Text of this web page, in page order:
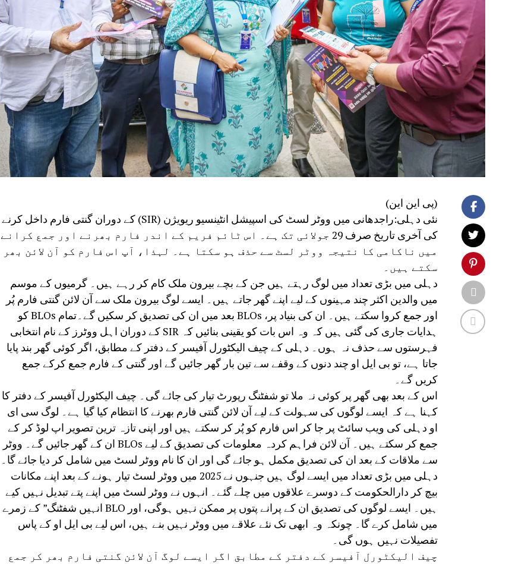
(پی این این)
نئی دہلی:راجدھانی میں ووٹر لسٹ کی اسپیشل انٹینسیو ریویژن (SIR) کے دوران گنتی فارم داخل کرنے
کی آخری تاریخ صرف 29 جولائی تک ہے۔ اس ٹائم فریم کے اندر فارم بھرنے اور جمع کرانے
میں ناکامی کا نتیجہ ووٹر لسٹ سے حذف ہو سکتا ہے۔ لہذا، آپ اس فارم کو آن لائن بھر
سکتے ہیں۔
دہلی میں بڑی تعداد میں لوگ رہتے ہیں جن کے بچے بیرون ملک کام کر رہے ہیں۔ گرمیوں کے موسم
میں والدین اکثر چند مہینوں کے لیے اپنے گھر جاتے ہیں۔ ایسے لوگ بیرون ملک سے آن لائن گنتی فارم پُر
اور جمع کروا سکتے ہیں۔ ان کی بنیاد پر، BLOs بعد میں ان کی تصدیق کر سکیں گے۔تمام BLOs کو
ہدایات جاری کی گئی ہیں کہ وہ اس بات کو یقینی بنائیں کہ SIR کے دوران اہل ووٹرز کے نام انتخابی
فہرستوں سے حذف نہ ہوں۔ دہلی کے چیف الیکٹورل آفیسر کے دفتر کے مطابق، اگر کوئی گھر بند پایا
جاتا ہے، تو بی ایل او چند دنوں کے وقفے سے تین بار گھر جائیں گے اور گنتی کے فارم جمع کرکے جمع
کریں گے۔
اس کے بعد بھی گھر پر کوئی نہ ملا تو شفٹنگ رپورٹ تیار کی جائے گی۔ چیف الیکٹورل آفیسر کے دفتر کا
کہنا ہے کہ ایسے لوگوں کی سہولت کے لیے آن لائن گنتی فارم بھرنے کا انتظام کیا گیا ہے۔ لوگ سی ای
او دہلی کی ویب سائٹ پر جا کر اس فارم کو پُر کر سکتے ہیں اور اپنی تازہ ترین تصویر اپ لوڈ کر کے
جمع کر سکتے ہیں۔ آن لائن فراہم کردہ معلومات کی تصدیق کے لیے BLOs ان کے گھر جائیں گے۔ ووٹر
سے ملاقات کے بعد ان کی تصدیق مکمل ہو جائے گی اور ان کا نام ووٹر لسٹ میں شامل کر دیا جائے گا۔
دہلی میں بڑی تعداد میں ایسے لوگ ہیں جنہوں نے 2025 میں ووٹر لسٹ تیار ہونے کے بعد اپنے مکانات
بیچ کر دارالحکومت کے دوسرے علاقوں میں چلے گئے۔ انہوں نے ووٹر لسٹ میں اپنے پتے تبدیل نہیں کیے
ہیں۔ ایسے لوگوں کی تصدیق ان کے پرانے پتوں پر ممکن نہیں ہوگی، اور BLO انہیں شفٹنگ” کے زمرے
میں شامل کرے گا۔ چونکہ وہ ابھی تک نئے علاقے میں ووٹر نہیں بنے ہیں، اس لیے بی ایل او کے پاس
تفصیلات نہیں ہوں گی۔
چیف الیکٹورل آفیسر کے دفتر کے مطابق اگر ایسے لوگ آن لائن گنتی فارم بھر کر جمع